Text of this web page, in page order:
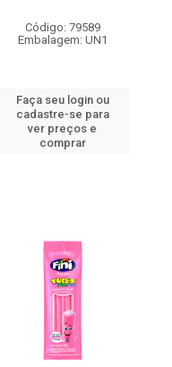
Código: 79589
Embalagem: UN1
Faça seu login ou
cadastre-se para
ver preços e
comprar